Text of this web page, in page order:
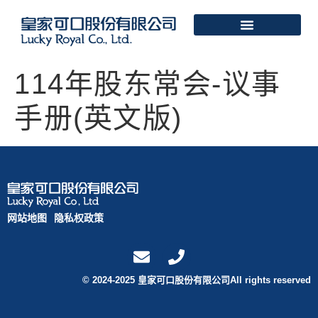
114年股东常会-议事
手册(英文版)
网站地图 隐私权政策
© 2024-2025 皇家可口股份有限公司All rights reserved